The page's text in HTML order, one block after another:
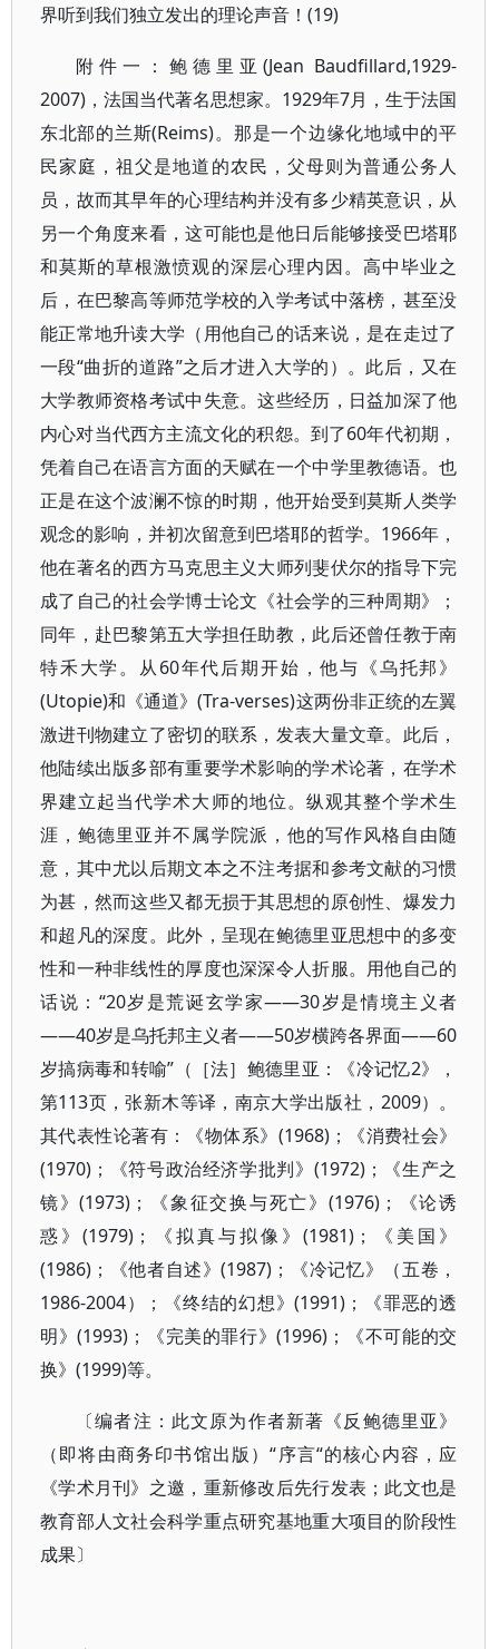
界听到我们独立发出的理论声音！(19)
附件一：鲍德里亚(Jean Baudfillard,1929-
2007)，法国当代著名思想家。1929年7月，生于法国
东北部的兰斯(Reims)。那是一个边缘化地域中的平
民家庭，祖父是地道的农民，父母则为普通公务人
员，故而其早年的心理结构并没有多少精英意识，从
另一个角度来看，这可能也是他日后能够接受巴塔耶
和莫斯的草根激愤观的深层心理内因。高中毕业之
后，在巴黎高等师范学校的入学考试中落榜，甚至没
能正常地升读大学（用他自己的话来说，是在走过了
一段“曲折的道路”之后才进入大学的）。此后，又在
大学教师资格考试中失意。这些经历，日益加深了他
内心对当代西方主流文化的积怨。到了60年代初期，
凭着自己在语言方面的天赋在一个中学里教德语。也
正是在这个波澜不惊的时期，他开始受到莫斯人类学
观念的影响，并初次留意到巴塔耶的哲学。1966年，
他在著名的西方马克思主义大师列斐伏尔的指导下完
成了自己的社会学博士论文《社会学的三种周期》；
同年，赴巴黎第五大学担任助教，此后还曾任教于南
特禾大学。从60年代后期开始，他与《乌托邦》
(Utopie)和《通道》(Tra-verses)这两份非正统的左翼
激进刊物建立了密切的联系，发表大量文章。此后，
他陆续出版多部有重要学术影响的学术论著，在学术
界建立起当代学术大师的地位。纵观其整个学术生
涯，鲍德里亚并不属学院派，他的写作风格自由随
意，其中尤以后期文本之不注考据和参考文献的习惯
为甚，然而这些又都无损于其思想的原创性、爆发力
和超凡的深度。此外，呈现在鲍德里亚思想中的多变
性和一种非线性的厚度也深深令人折服。用他自己的
话说：“20岁是荒诞玄学家——30岁是情境主义者
——40岁是乌托邦主义者——50岁横跨各界面——60
岁搞病毒和转喻”（［法］鲍德里亚：《冷记忆2》，
第113页，张新木等译，南京大学出版社，2009）。
其代表性论著有：《物体系》(1968)；《消费社会》
(1970)；《符号政治经济学批判》(1972)；《生产之
镜》(1973)；《象征交换与死亡》(1976)；《论诱
惑》(1979)；《拟真与拟像》(1981)；《美国》
(1986)；《他者自述》(1987)；《冷记忆》（五卷，
1986-2004）；《终结的幻想》(1991)；《罪恶的透
明》(1993)；《完美的罪行》(1996)；《不可能的交
换》(1999)等。
〔编者注：此文原为作者新著《反鲍德里亚》
（即将由商务印书馆出版）“序言“的核心内容，应
《学术月刊》之邀，重新修改后先行发表；此文也是
教育部人文社会科学重点研究基地重大项目的阶段性
成果〕